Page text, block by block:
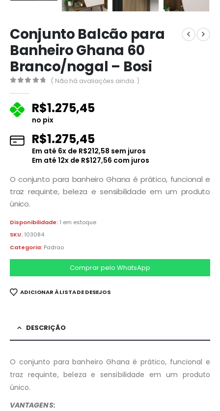
Conjunto Balcão para
Banheiro Ghana 60
Branco/nogal – Bosi
( Não há avaliações ainda. )
R$1.275,45
no pix
R$1.275,45
Em até 6x de R$212,58 sem juros
Em até 12x de R$127,56 com juros
O conjunto para banheiro Ghana é prático, funcional e
traz requinte, beleza e sensibilidade em um produto
único.
Disponibilidade: 1 em estoque
SKU: 103084
Categoria: Padrao
Comprar pelo WhatsApp
ADICIONAR À LISTA DE DESEJOS
DESCRIÇÃO
O conjunto para banheiro Ghana é prático, funcional e
traz requinte, beleza e sensibilidade em um produto
único.
VANTAGENS: